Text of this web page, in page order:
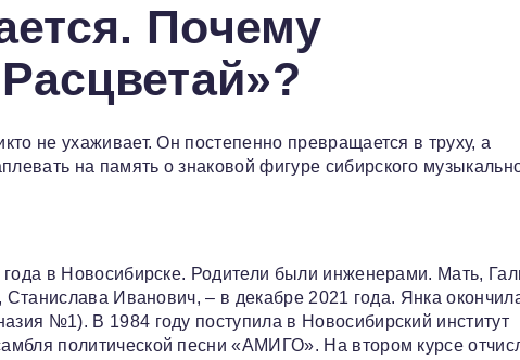
Почему
не ухаживает. Он постепенно превращается в труху, а
на память о знаковой фигуре сибирского
в Новосибирске. Родители были инженерами. Мать,
Иванович, – в декабре 2021 года. Янка
№1). В 1984 году поступила в Новосибирский институт
политической песни «АМИГО». На втором курсе